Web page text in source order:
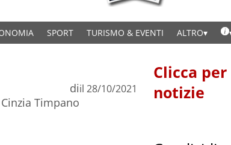
SPORT TURISMO & EVENTI ALTRO
di
Cinzia Timpano
il 28/10/2021
Clicca
notizie